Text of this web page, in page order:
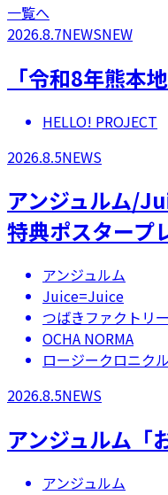
一覧へ
2026.8.7NEWSNEW
「令和8年熊本
HELLO! PROJECT
2026.8.5NEWS
アンジュルム/
特典ポスタープ
アンジュルム
Juice=Juice
つばきファクトリー
OCHA NORMA
ロージークロニクル
2026.8.5NEWS
アンジュルム「
アンジュルム